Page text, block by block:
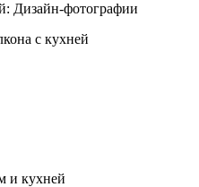
Дизайн-фотографии
с кухней
и кухней